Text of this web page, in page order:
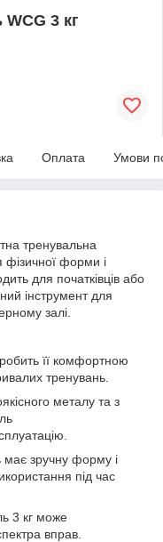
3 кг
Оплата Умови
тренувальна
форми і
для початківців або
інструмент для
залі.
її комфортною
тренувань.
металу та з
має зручну форму і
під час
3 кг може
вправ.